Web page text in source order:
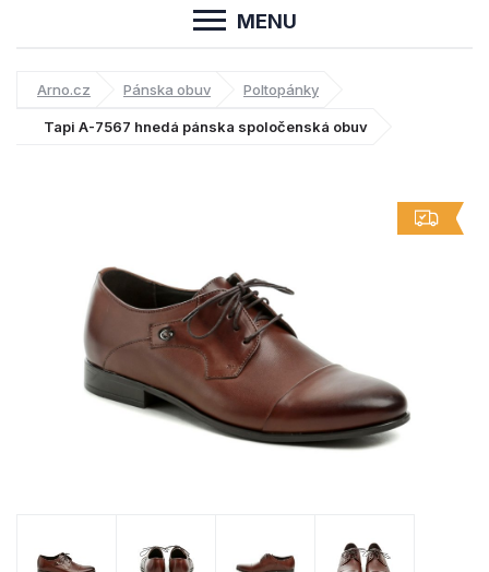
MENU
Arno.cz Pánska obuv Poltopánky
Tapi A-7567 hnedá pánska spoločenská obuv